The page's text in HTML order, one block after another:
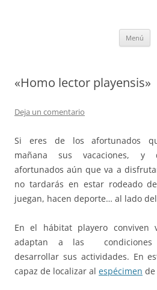
Menú
«Homo lector playensis»
Deja un comentario
Si eres de los afortunados
mañana sus vacaciones,
afortunados aún que va a
no tardarás en estar rodeado
juegan, hacen deporte… al lado
En el hábitat playero conviven
adaptan a las
desarrollar sus actividades. En
capaz de localizar al espécimen de